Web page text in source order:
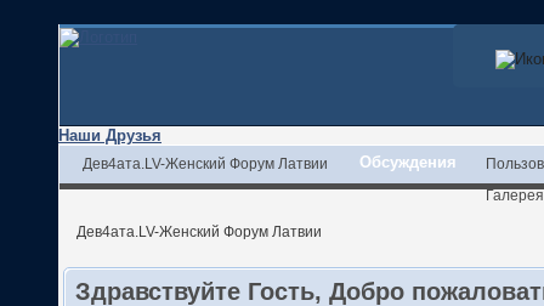
Наши Друзья
Дев4ата.LV-Женский Форум Латвии Обсуждения
Галерея
Дев4ата.LV-Женский Форум Латвии
Здравствуйте Гость, Добро